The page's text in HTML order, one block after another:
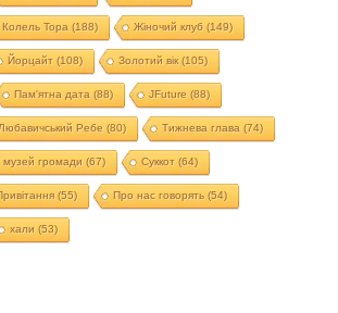
Колель Тора (188) Жіночий клуб (149)
Йорцайт (108) Золотий вік(105)
Пам'ятна дата (88) JFuture (88)
Любавичський Ребе (80) Тижнева глава (74)
музей громади (67) Суккот (64)
(55) Про нас говорять (54)
хали (53)